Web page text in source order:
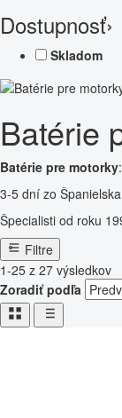
Dostupnosť›
Skladom
Batérie
Batérie pre motorky
3-5 dní zo
Špecialisti od roku
Filtre
1-25 z 27 výsledkov
Zoradiť podľa